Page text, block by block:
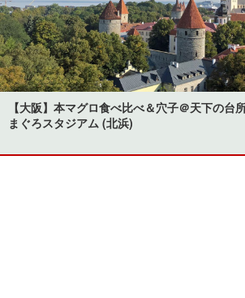
【大阪】本マグロ食べ比べ＆穴子＠天下の台
まぐろスタジアム (北浜)